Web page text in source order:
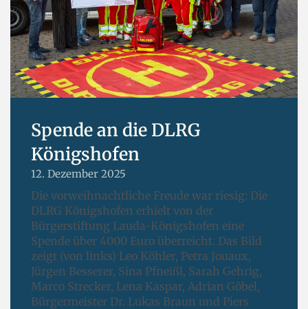
Spende an die DLRG
Königshofen
12. Dezember 2025
Die vorweihnachtliche Freude war riesig: Die
DLRG Königshofen erhielt von der
Bürgerstiftung Lauda-Königshofen eine
Spende über 4000 Euro überreicht. Das Bild
zeigt (von links) Leo Köhler, Petra Jouaux,
Jürgen Besserer, Sina Pfneißl, Sarah Gehrig,
Marco Strecker, Lena Kaspar, Adrian Göbel,
Bürgermeister Dr. Lukas Braun und Piers